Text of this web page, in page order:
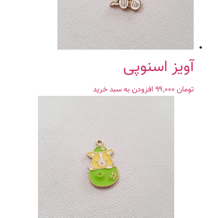
آویز اسنوپی
تومان افزودن به سبد خرید